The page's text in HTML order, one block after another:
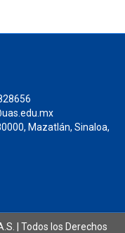
Mazatlán, Sinaloa,
| Todos los Derechos